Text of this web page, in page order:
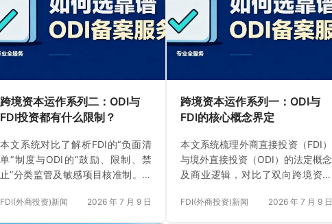
跨境资本运作系列二：ODI与
FDI投资都有什么限制？
本文系统对比了解析FDI的“负面清
单”制度与ODI的“鼓励、限制、禁
止”分类监管及敏感项目核准制。文
制，并结合2026年最新行政法规，
FDI(外商投资)新闻 2026 年 7 月 9 日
跨境资本运作系列一：ODI与
FDI的核心概念界定
本文系统梳理外商直接投资（FDI）
与境外直接投资（ODI）的法定概念
及商业逻辑，对比了双向跨境资本
最新行政法规，重申了境内企业海
FDI(外商投资)新闻 2026 年 7 月 9 日